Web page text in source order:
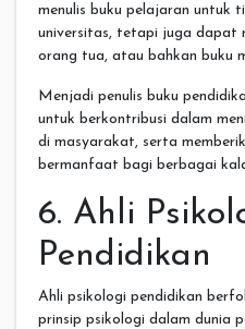
menulis buku pelajaran untuk
universitas, tetapi juga dapat
orang tua, atau bahkan buku
Menjadi penulis buku
untuk berkontribusi dalam
di masyarakat, serta
bermanfaat bagi berbagai
6. Ahli
Pendidikan
Ahli psikologi pendidikan
prinsip psikologi dalam dunia